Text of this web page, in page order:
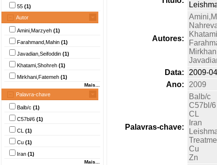
55 (1)
Autor
Amini,Marzyeh (1)
Farahmand,Mahin (1)
Javadian,Seifoddin (1)
Khatami,Shohreh (1)
Mirkhani,Fatemeh (1)
Mais...
Palavra-chave
Balb/c (1)
C57bl/6 (1)
CL (1)
Cu (1)
Iran (1)
Mais...
Autores:
Data:
2009-
Ano:
2009
Palavras-chave:
Balb/c
C57bl/6
CL
Iran
Cu
Zn